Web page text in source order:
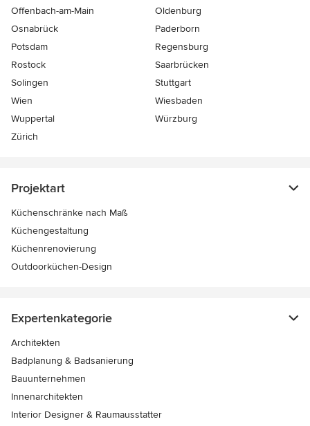
Offenbach-am-Main
Oldenburg
Osnabrück
Paderborn
Potsdam
Regensburg
Rostock
Saarbrücken
Solingen
Stuttgart
Wien
Wiesbaden
Wuppertal
Würzburg
Zürich
Projektart
Küchenschränke nach Maß
Küchengestaltung
Küchenrenovierung
Outdoorküchen-Design
Expertenkategorie
Architekten
Badplanung & Badsanierung
Bauunternehmen
Innenarchitekten
Interior Designer & Raumausstatter